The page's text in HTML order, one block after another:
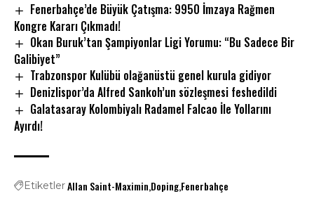
Fenerbahçe’de Büyük Çatışma: 9950 İmzaya Rağmen
Kongre Kararı Çıkmadı!
Okan Buruk’tan Şampiyonlar Ligi Yorumu: “Bu Sadece Bir
Galibiyet”
Trabzonspor Kulübü olağanüstü genel kurula gidiyor
Denizlispor’da Alfred Sankoh’un sözleşmesi feshedildi
Galatasaray Kolombiyalı Radamel Falcao İle Yollarını
Ayırdı!
EtiketlerAllan Saint-Maximin DopingFenerbahçe